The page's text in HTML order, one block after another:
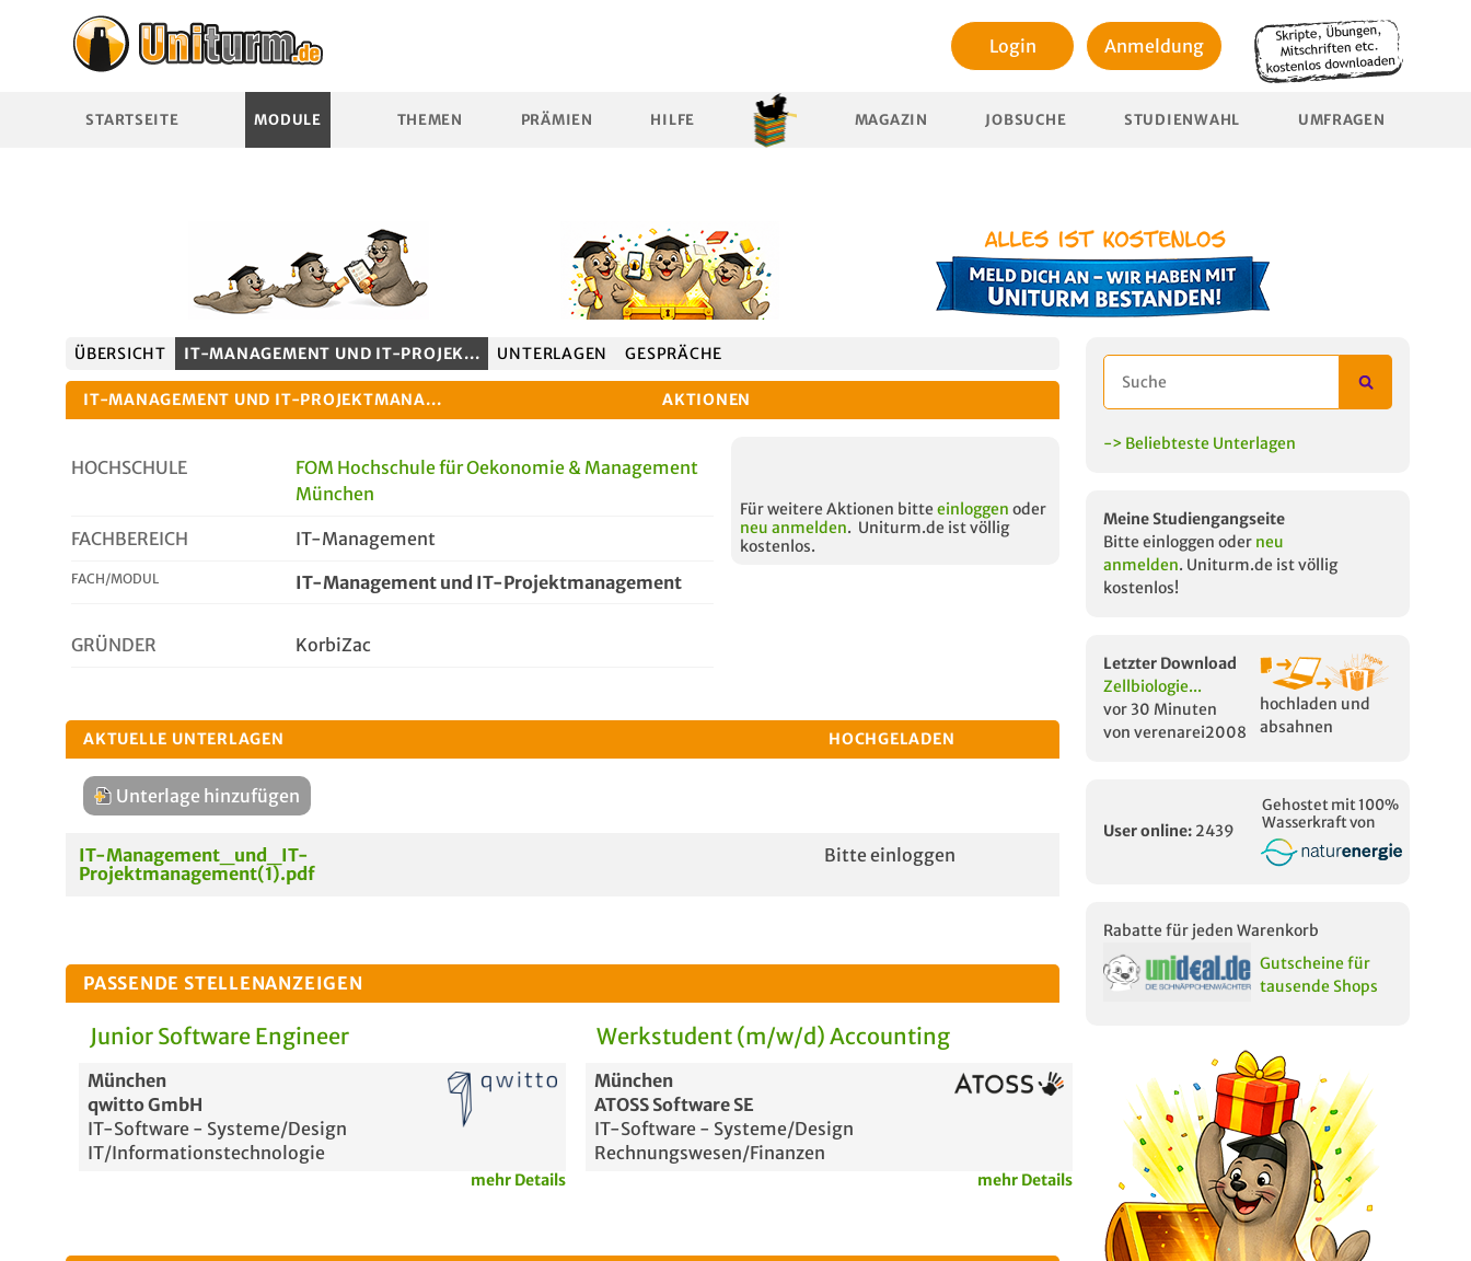
Login Anmeldung
STARTSEITE MODULE THEMEN PRÄMIEN HILFE MAGAZIN JOBSUCHE STUDIENWAHL UMFRAGEN
ÜBERSICHT IT-MANAGEMENT UND IT-PROJEK... UNTERLAGEN GESPRÄCHE
IT-MANAGEMENT UND IT-PROJEKTMANA... AKTIONEN
HOCHSCHULE
FOM Hochschule für Oekonomie & Management
München
FACHBEREICH IT-Management
FACH/MODUL IT-Management und IT-Projektmanagement
GRÜNDER KorbiZac
Für weitere Aktionen bitte einloggen oder
neu anmelden. Uniturm.de ist völlig
kostenlos.
AKTUELLE UNTERLAGEN HOCHGELADEN
Unterlage hinzufügen
IT-Management_und_IT-
Projektmanagement(1).pdf
Bitte einloggen
PASSENDE STELLENANZEIGEN
Junior Software Engineer
München
qwitto GmbH
IT-Software - Systeme/Design
IT/Informationstechnologie
mehr Details
Werkstudent (m/w/d) Accounting
München
ATOSS Software SE
IT-Software - Systeme/Design
Rechnungswesen/Finanzen
mehr Details
-> Beliebteste Unterlagen
Meine Studiengangseite
Bitte einloggen oder neu
anmelden. Uniturm.de ist völlig
kostenlos!
Letzter Download
Zellbiologie...
vor 30 Minuten
von verenarei2008
hochladen und
absahnen
User online: 2439
Gehostet mit 100%
Wasserkraft von
Rabatte für jeden Warenkorb
Gutscheine für
tausende Shops